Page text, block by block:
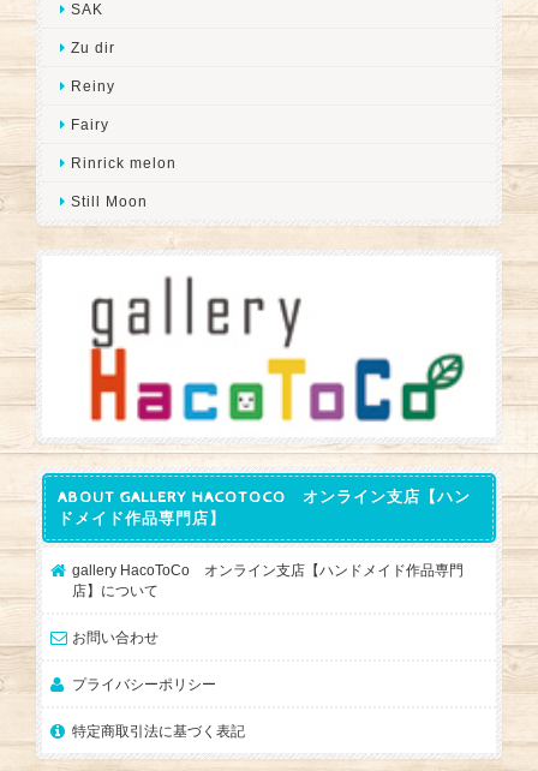
SAK
Zu dir
Reiny
Fairy
Rinrick melon
Still Moon
ABOUT GALLERY HACOTOCO オンライン支店【ハン
ドメイド作品専門店】
gallery HacoToCo オンライン支店【ハンドメイド作品専門
店】について
お問い合わせ
プライバシーポリシー
特定商取引法に基づく表記